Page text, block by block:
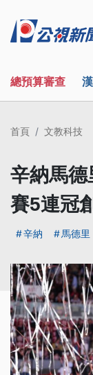
總預算審查
首頁 文教科技
辛納馬
賽5連冠
辛納 馬德里